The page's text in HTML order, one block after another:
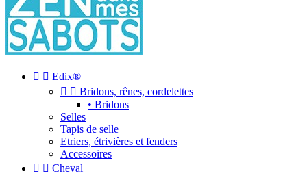
  Edix®
  Bridons, rênes, cordelettes
• Bridons
Selles
Tapis de selle
Etriers, étrivières et fenders
Accessoires
  Cheval